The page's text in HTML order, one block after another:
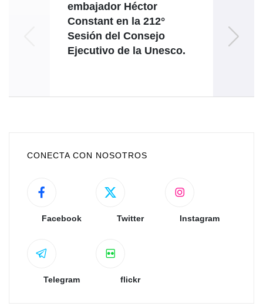
embajador Héctor
Constant en la 212°
Sesión del Consejo
Ejecutivo de la Unesco.
62°
CONECTA CON NOSOTROS
Facebook Twitter Instagram
Telegram flickr